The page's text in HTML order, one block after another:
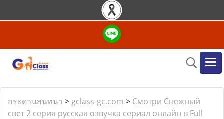
กระดานสนทนา > gclass-gc.com > Смотри Снежный
свет 2 серия русская озвучка сериал онлайн в Full